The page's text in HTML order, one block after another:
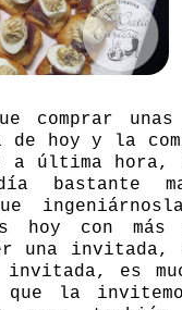
comprar
hoy y la
a última hora,
bastante
hoy con más
una invitada,
invitada, es
que la